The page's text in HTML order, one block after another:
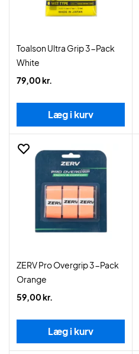
Toalson Ultra Grip 3-Pack
White
79,00 kr.
Læg i kurv
ZERV Pro Overgrip 3-Pack
Orange
59,00 kr.
Læg i kurv